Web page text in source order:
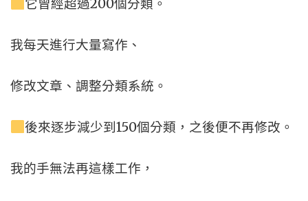
它曾經超過200個分類。
我每天進行大量寫作、
修改文章、 調整分類系統。
後來逐步減少到150個分類， 之後便不再修改。
我的手無法再這樣工作，